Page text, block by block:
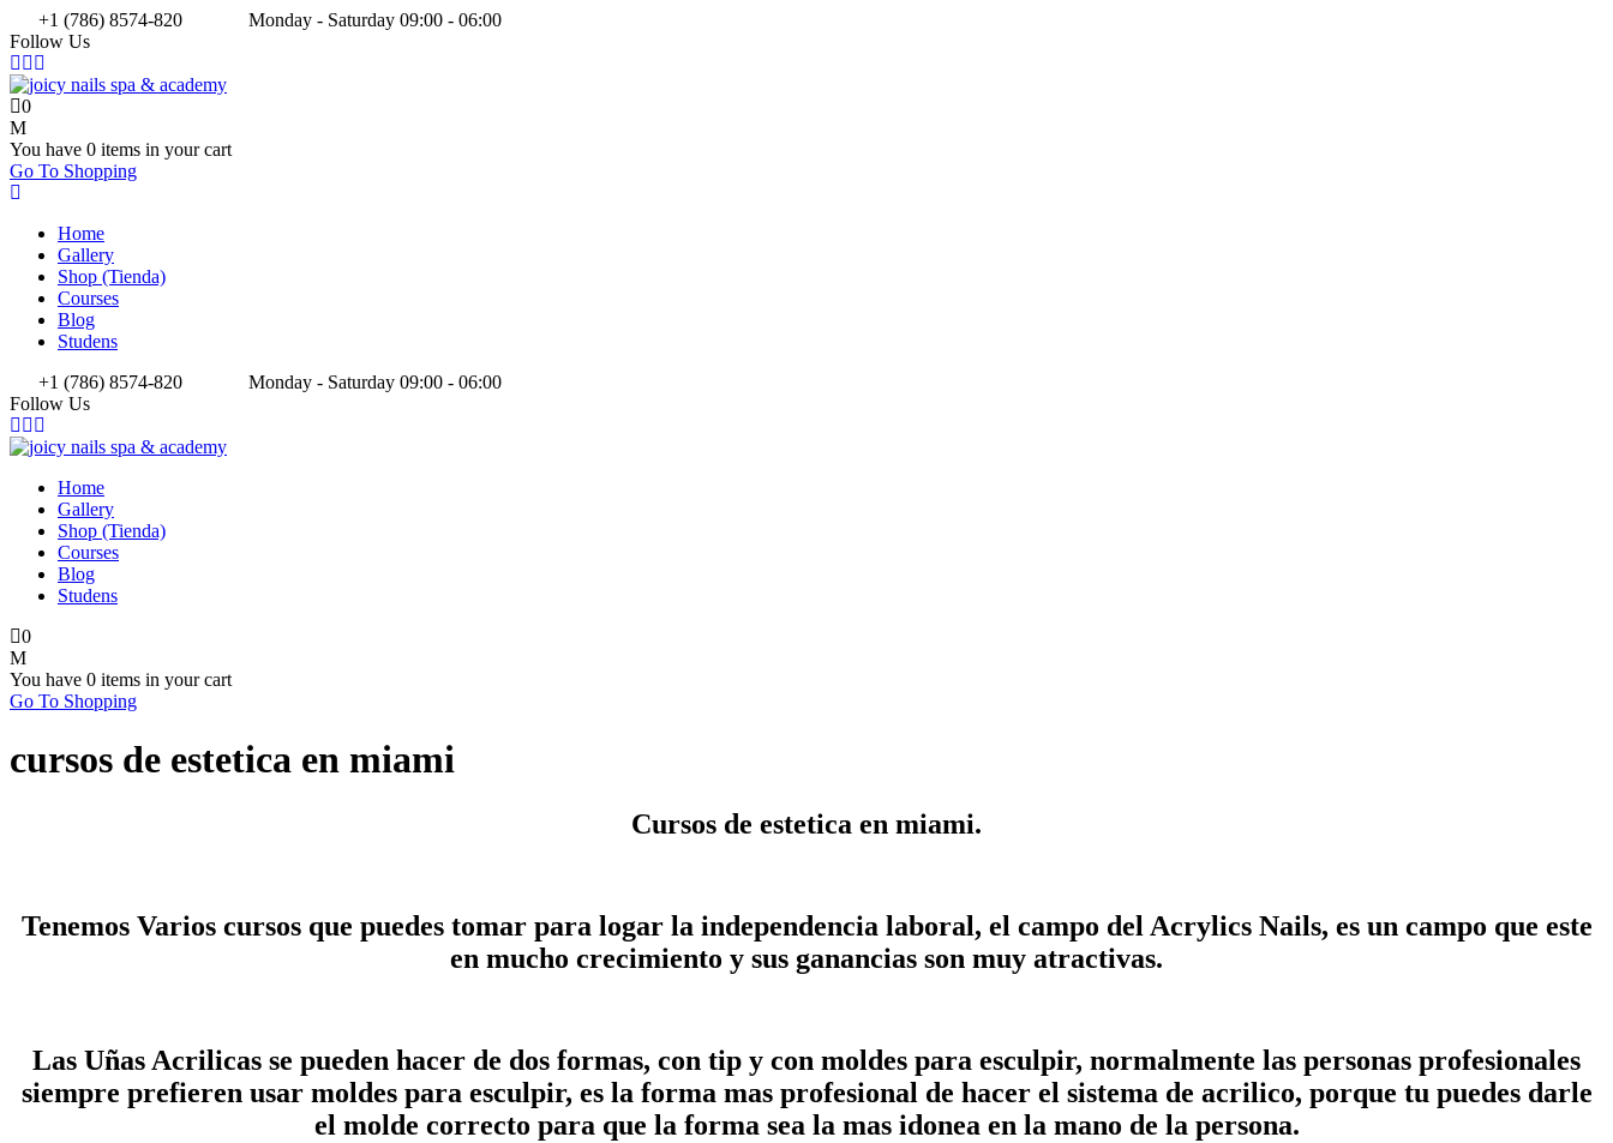
+1 (786) 8574-820
Monday - Saturday 09:00 - 06:00
Follow Us
0
You have 0 items in your cart
Go To Shopping
Home
Gallery
Shop (Tienda)
Courses
Blog
Studens
+1 (786) 8574-820
Monday - Saturday 09:00 - 06:00
Follow Us
Home
Gallery
Shop (Tienda)
Courses
Blog
Studens
0
You have 0 items in your cart
Go To Shopping
cursos de estetica en miami
Cursos de estetica en miami.
Tenemos Varios cursos que puedes tomar para logar la independencia laboral, el campo del Acrylics Nails, es un campo que este
en mucho crecimiento y sus ganancias son muy atractivas.
Las Uñas Acrilicas se pueden hacer de dos formas, con tip y con moldes para esculpir, normalmente las personas profesionales
siempre prefieren usar moldes para esculpir, es la forma mas profesional de hacer el sistema de acrilico, porque tu puedes darle
el molde correcto para que la forma sea la mas idonea en la mano de la persona.